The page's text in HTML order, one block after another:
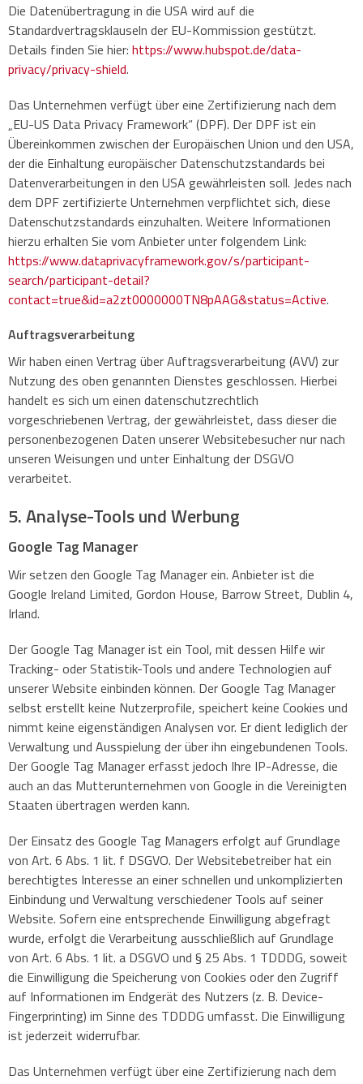
Die Datenübertragung in die USA wird auf die
Standardvertragsklauseln der EU-Kommission gestützt.
Details finden Sie hier: https://www.hubspot.de/data-
privacy/privacy-shield.
Das Unternehmen verfügt über eine Zertifizierung nach dem
„EU-US Data Privacy Framework“ (DPF). Der DPF ist ein
Übereinkommen zwischen der Europäischen Union und den USA,
der die Einhaltung europäischer Datenschutzstandards bei
Datenverarbeitungen in den USA gewährleisten soll. Jedes nach
dem DPF zertifizierte Unternehmen verpflichtet sich, diese
Datenschutzstandards einzuhalten. Weitere Informationen
hierzu erhalten Sie vom Anbieter unter folgendem Link:
https://www.dataprivacyframework.gov/s/participant-
search/participant-detail?
contact=true&id=a2zt0000000TN8pAAG&status=Active.
Auftragsverarbeitung
Wir haben einen Vertrag über Auftragsverarbeitung (AVV) zur
Nutzung des oben genannten Dienstes geschlossen. Hierbei
handelt es sich um einen datenschutzrechtlich
vorgeschriebenen Vertrag, der gewährleistet, dass dieser die
personenbezogenen Daten unserer Websitebesucher nur nach
unseren Weisungen und unter Einhaltung der DSGVO
verarbeitet.
5. Analyse-Tools und Werbung
Google Tag Manager
Wir setzen den Google Tag Manager ein. Anbieter ist die
Google Ireland Limited, Gordon House, Barrow Street, Dublin 4,
Irland.
Der Google Tag Manager ist ein Tool, mit dessen Hilfe wir
Tracking- oder Statistik-Tools und andere Technologien auf
unserer Website einbinden können. Der Google Tag Manager
selbst erstellt keine Nutzerprofile, speichert keine Cookies und
nimmt keine eigenständigen Analysen vor. Er dient lediglich der
Verwaltung und Ausspielung der über ihn eingebundenen Tools.
Der Google Tag Manager erfasst jedoch Ihre IP-Adresse, die
auch an das Mutterunternehmen von Google in die Vereinigten
Staaten übertragen werden kann.
Der Einsatz des Google Tag Managers erfolgt auf Grundlage
von Art. 6 Abs. 1 lit. f DSGVO. Der Websitebetreiber hat ein
berechtigtes Interesse an einer schnellen und unkomplizierten
Einbindung und Verwaltung verschiedener Tools auf seiner
Website. Sofern eine entsprechende Einwilligung abgefragt
wurde, erfolgt die Verarbeitung ausschließlich auf Grundlage
von Art. 6 Abs. 1 lit. a DSGVO und § 25 Abs. 1 TDDDG, soweit
die Einwilligung die Speicherung von Cookies oder den Zugriff
auf Informationen im Endgerät des Nutzers (z. B. Device-
Fingerprinting) im Sinne des TDDDG umfasst. Die Einwilligung
ist jederzeit widerrufbar.
Das Unternehmen verfügt über eine Zertifizierung nach dem